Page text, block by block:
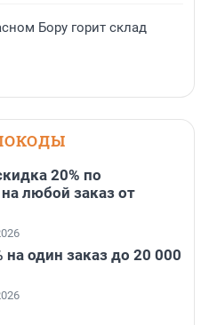
Бору горит склад
20% по
любой заказ от
на один заказ до 20 000